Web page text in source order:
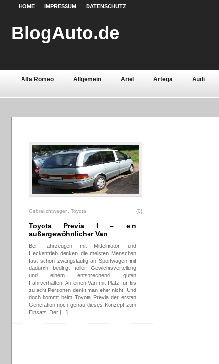
HOME IMPRESSUM DATENSCHUTZ
BlogAuto.de
Alfa Romeo Allgemein Ariel Artega Audi
Chevrolet Chrysler Citroën Continental Dacia
Oldtimer Opel Peugeot Pontiac
Saab Seat Sicherheit Skoda
Gebrauchtwagen Toyota {0}
Toyota Previa I – ein
außergewöhnlicher Van
Bei Fahrzeugen mit Mittelmotor und
Heckantrieb denken die meisten Menschen
fast schon zwangsläufig an Sportwagen mit
dadurch bedingt toller Gewichtsverteilung
und einem entsprechend guten
Fahrverhalten. An einen Van mit Platz für bis
zu acht Personen denkt man eher nicht. Und
doch kommt beim Toyota Previa der ersten
Generation noch genau dieses Konzept zum
Einsatz. Der […]